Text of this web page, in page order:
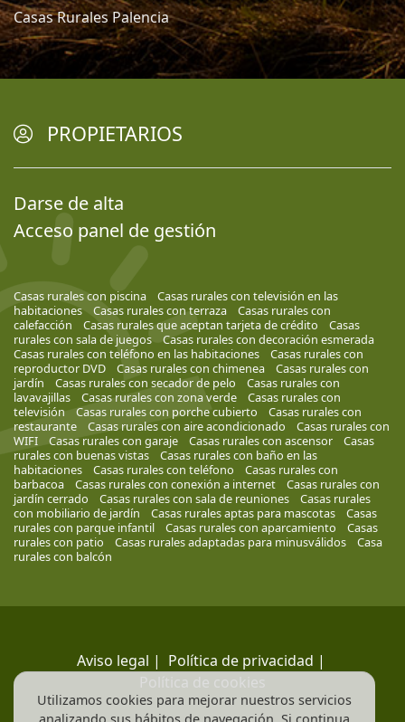
Casas Rurales Palencia
PROPIETARIOS
Darse de alta
Acceso panel de gestión
Casas rurales con piscina
Casas rurales con televisión en las
habitaciones
Casas rurales con terraza
Casas rurales con
calefacción
Casas rurales que aceptan tarjeta de crédito
Casas
rurales con sala de juegos
Casas rurales con decoración esmerada
Casas rurales con teléfono en las habitaciones
Casas rurales con
reproductor DVD
Casas rurales con chimenea
Casas rurales con
jardín
Casas rurales con secador de pelo
Casas rurales con
lavavajillas
Casas rurales con zona verde
Casas rurales con
televisión
Casas rurales con porche cubierto
Casas rurales con
restaurante
Casas rurales con aire acondicionado
Casas rurales con
WIFI
Casas rurales con garaje Casas rurales con ascensor
Casas
rurales con buenas vistas
Casas rurales con baño en las
habitaciones
Casas rurales con teléfono
Casas rurales con
barbacoa
Casas rurales con conexión a internet
Casas rurales con
jardín cerrado
Casas rurales con sala de reuniones
Casas rurales
con mobiliario de jardín
Casas rurales aptas para mascotas
Casas
rurales con parque infantil
Casas rurales con aparcamiento
Casas
rurales con patio
Casas rurales adaptadas para minusválidos
Casa
rurales con balcón
Aviso legal | Política de privacidad |
Política de cookies
Utilizamos cookies para mejorar nuestros servicios